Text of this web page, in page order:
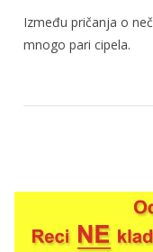
Između pričanja o
mnogo pari cipela.